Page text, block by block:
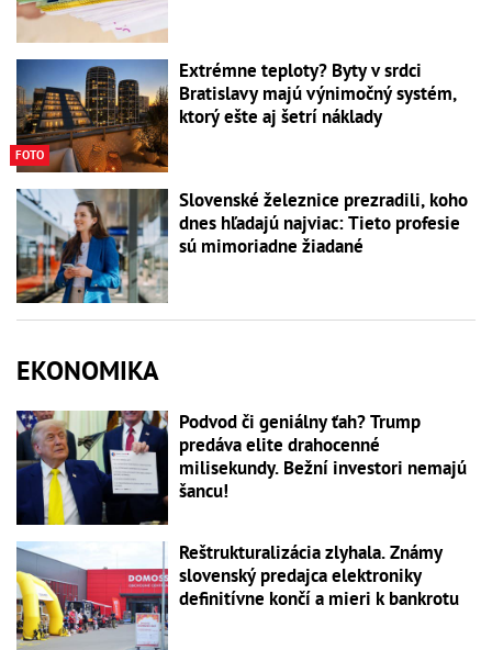
FOTO
Extrémne teploty? Byty v srdci
Bratislavy majú výnimočný systém,
ktorý ešte aj šetrí náklady
Slovenské železnice prezradili, koho
dnes hľadajú najviac: Tieto profesie
sú mimoriadne žiadané
EKONOMIKA
Podvod či geniálny ťah? Trump
predáva elite drahocenné
milisekundy. Bežní investori nemajú
šancu!
Reštrukturalizácia zlyhala. Známy
slovenský predajca elektroniky
definitívne končí a mieri k bankrotu